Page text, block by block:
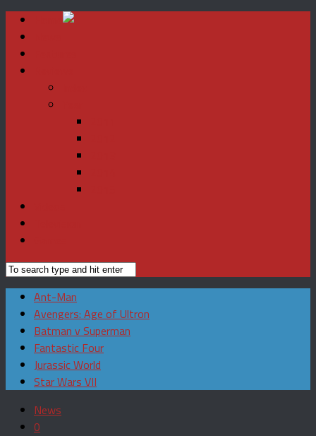
Ant-Man
Avengers: Age of Ultron
Batman v Superman
Fantastic Four
Jurassic World
Star Wars VII
News
0